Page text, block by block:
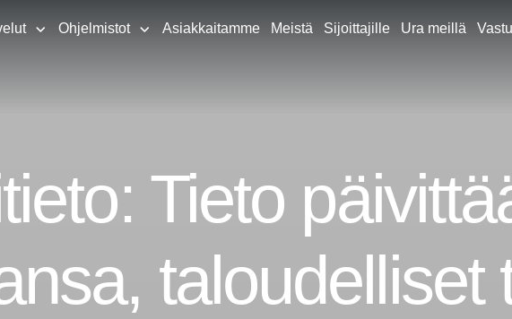
Ohjelmistot Asiakkaitamme Meistä Sijoittajille Ura meillä
Tieto
taloudelliset